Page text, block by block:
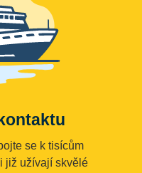
se k tisícům
již užívají skvělé